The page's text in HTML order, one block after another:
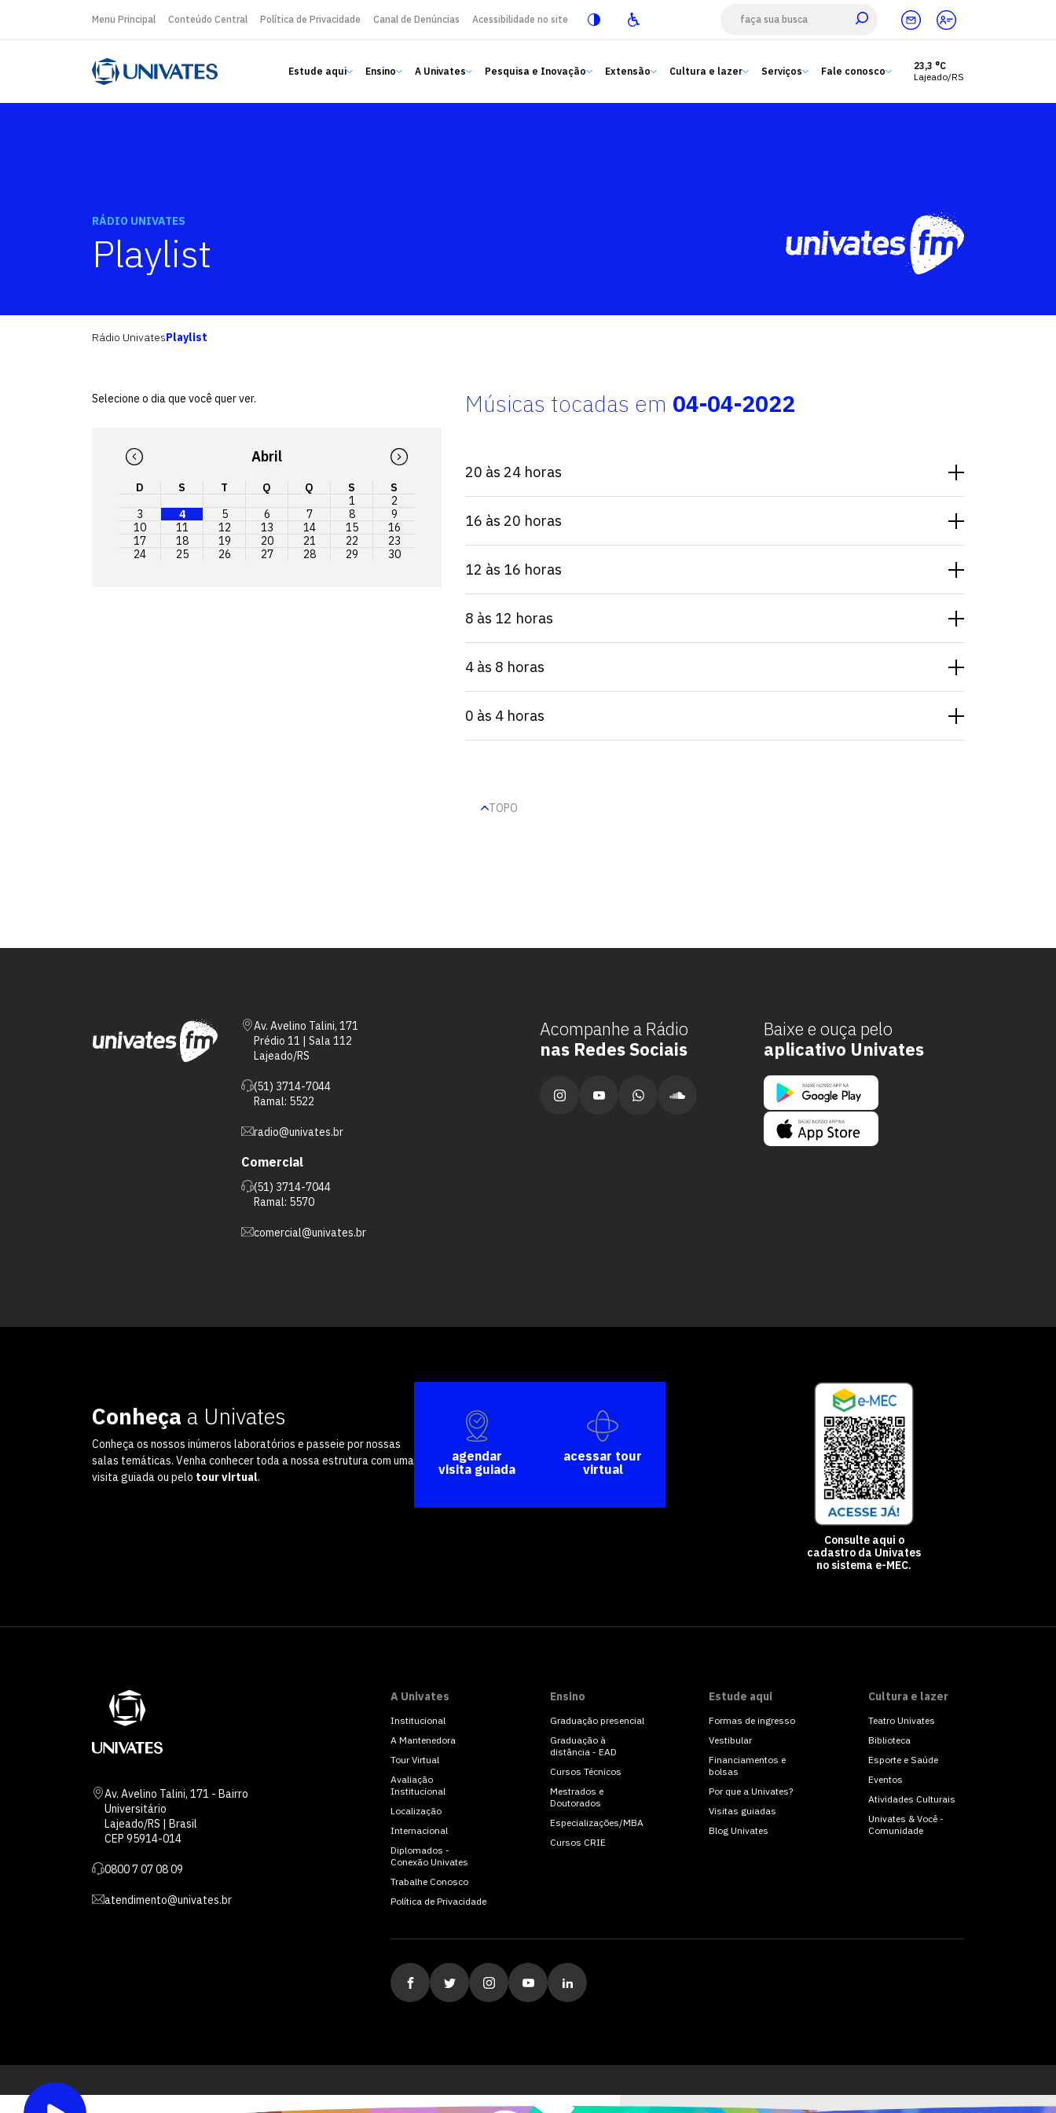
Menu Principal Conteúdo Central Política de Privacidade Canal de Denúncias Acessibilidade no site
Estude aqui Ensino A Univates Pesquisa e Inovação Extensão Cultura e lazer Serviços Fale conosco
23,3 °C
Lajeado/RS
Estude aqui
Extensão
RÁDIO UNIVATES
Playlist
Rádio UnivatesPlaylist
Selecione o dia que você quer ver.
Abril
D S T Q Q S
S
1
2
3
4 5 6 7 8
9
10
11 12 13 14 15
16
17
18 19 20 21 22
23
24
25 26 27 28 29 30
Músicas tocadas em 04-04-2022
20 às 24 horas
16 às 20 horas
12 às 16 horas
8 às 12 horas
4 às 8 horas
0 às 4 horas
TOPO
Av. Avelino Talini, 171
Prédio 11 | Sala 112
Lajeado/RS
(51) 3714-7044
Ramal: 5522
radio@univates.br
Comercial
(51) 3714-7044
Ramal: 5570
comercial@univates.br
Acompanhe a Rádio
nas Redes Sociais
Baixe e ouça pelo
aplicativo Univates
Conheça a Univates
Conheça os nossos inúmeros laboratórios e passeie por nossas
salas temáticas. Venha conhecer toda a nossa estrutura com uma
visita guiada ou pelo tour virtual.
agendar
visita guiada
acessar tour
virtual
Consulte aqui o
cadastro da Univates
no sistema e-MEC.
Av. Avelino Talini, 171 - Bairro
Universitário
Lajeado/RS | Brasil
CEP 95914-014
0800 7 07 08 09
atendimento@univates.br
A Univates
Institucional
A Mantenedora
Tour Virtual
Avaliação
Institucional
Localização
Internacional
Diplomados -
Conexão Univates
Trabalhe Conosco
Política de Privacidade
Ensino
Graduação presencial
Graduação à
distância - EAD
Cursos Técnicos
Mestrados e
Doutorados
Especializações/MBA
Cursos CRIE
Estude aqui
Formas de ingresso
Vestibular
Financiamentos e
bolsas
Por que a Univates?
Visitas guiadas
Blog Univates
Cultura e lazer
Teatro Univates
Biblioteca
Esporte e Saúde
Eventos
Atividades Culturais
Univates & Você -
Comunidade